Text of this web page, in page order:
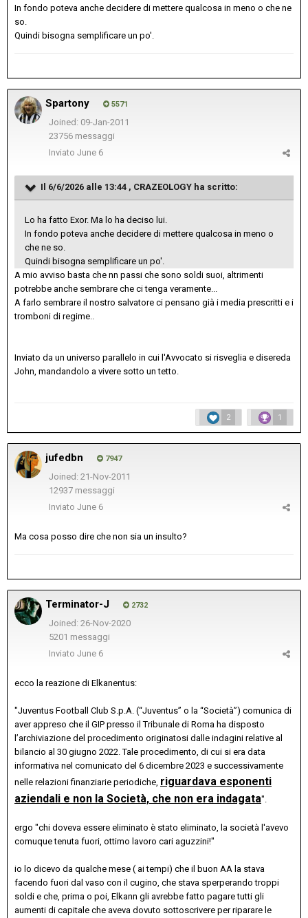
In fondo poteva anche decidere di mettere qualcosa in meno o che ne
so.
Quindi bisogna semplificare un po'.
Spartony 5571
Joined: 09-Jan-2011
23756 messaggi
Inviato June 6
Il 6/6/2026 alle 13:44 , CRAZEOLOGY ha scritto:
Lo ha fatto Exor. Ma lo ha deciso lui.
In fondo poteva anche decidere di mettere qualcosa in meno o
che ne so.
Quindi bisogna semplificare un po'.
A mio avviso basta che nn passi che sono soldi suoi, altrimenti
potrebbe anche sembrare che ci tenga veramente...
A farlo sembrare il nostro salvatore ci pensano già i media prescritti e i
tromboni di regime..
Inviato da un universo parallelo in cui l'Avvocato si risveglia e disereda
John, mandandolo a vivere sotto un tetto.
2 1
jufedbn 7947
Joined: 21-Nov-2011
12937 messaggi
Inviato June 6
Ma cosa posso dire che non sia un insulto?
Terminator-J 2732
Joined: 26-Nov-2020
5201 messaggi
Inviato June 6
ecco la reazione di Elkanentus:
"Juventus Football Club S.p.A. (“Juventus” o la “Società”) comunica di
aver appreso che il GIP presso il Tribunale di Roma ha disposto
l’archiviazione del procedimento originatosi dalle indagini relative al
bilancio al 30 giugno 2022. Tale procedimento, di cui si era data
informativa nel comunicato del 6 dicembre 2023 e successivamente
nelle relazioni finanziarie periodiche, riguardava esponenti
aziendali e non la Società, che non era indagata".
ergo "chi doveva essere eliminato è stato eliminato, la società l'avevo
comuque tenuta fuori, ottimo lavoro cari aguzzini!"
io lo dicevo da qualche mese ( ai tempi) che il buon AA la stava
facendo fuori dal vaso con il cugino, che stava sperperando troppi
soldi e che, prima o poi, Elkann gli avrebbe fatto pagare tutti gli
aumenti di capitale che aveva dovuto sottoscrivere per riparare le